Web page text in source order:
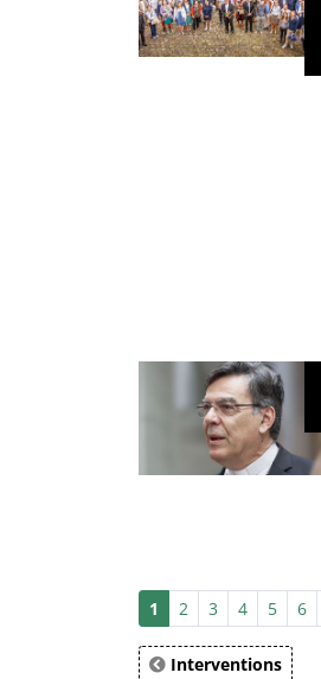
1 2 3 4 5 6
Interventions